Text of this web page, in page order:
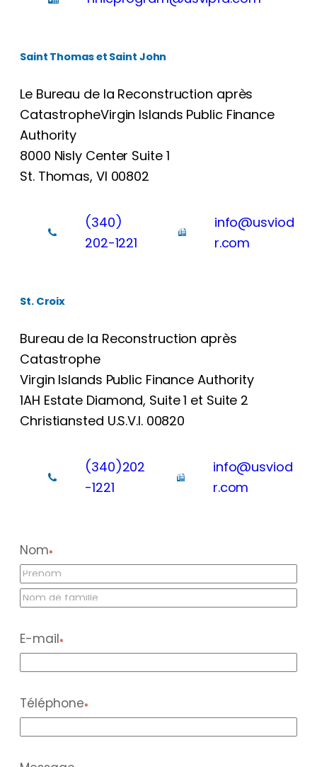
Saint Thomas et Saint John
Le Bureau de la Reconstruction après
CatastropheVirgin Islands Public Finance
Authority
8000 Nisly Center Suite 1
St. Thomas, VI 00802
(340)
202-1221
info@usviod
r.com
St. Croix
Bureau de la Reconstruction après
Catastrophe
Virgin Islands Public Finance Authority
1AH Estate Diamond, Suite 1 et Suite 2
Christiansted U.S.V.I. 00820
(340)202
-1221
info@usviod
r.com
Nom*
P
o
m
m
E-mail*
Téléphone*